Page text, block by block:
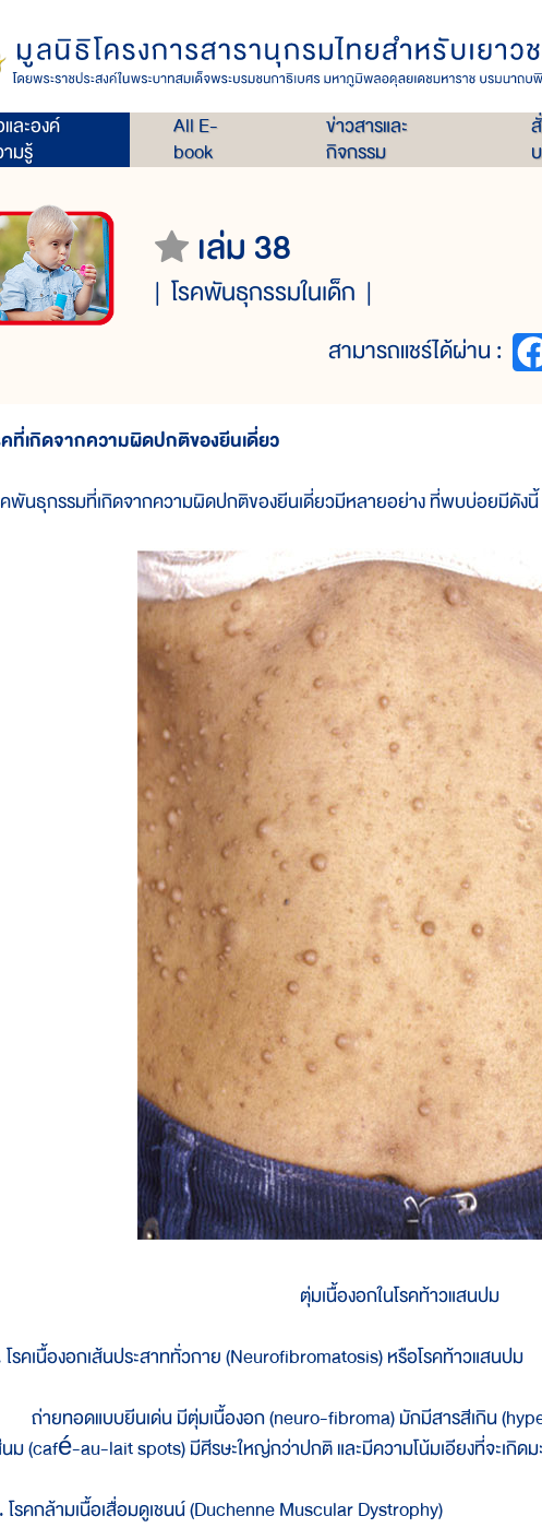
ละองค์
มรู้
All E-
book
ข่าวสารและ
กิจกรรม
เล่ม 38
โรคพันธุกรรมในเด็ก
สามารถแชร์ได้ผ่าน :
คที่เกิดจากความผิดปกติของยีนเดี่ยว
คพันธุกรรมที่เกิดจากความผิดปกติของยีนเดี่ยวมีหลายอย่าง ที่พบบ่อยมีดังนี้
ตุ่มเนื้องอกในโรคท้าวแสนปม
รคเนื้องอกเส้นประสาททั่วกาย (Neurofibromatosis) หรือโรคท้าวแสนปม
ถ่ายทอดแบบยีนเด่น มีตุ่มเนื้องอก (neuro-fibroma) มักมีสารสีเกิน
ม (café-au-lait spots) มีศีรษะใหญ่กว่าปกติ และมีความโน้มเอียงที่จะเกิดมะ
รคกล้ามเนื้อเสื่อมดูเชนน์ (Duchenne Muscular Dystrophy)